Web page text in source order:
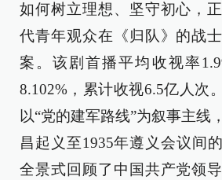
如何树立理想、坚守初心，
代青年观众在《归队》的战
案。该剧首播平均收视率
8.102%，累计收视6.5亿人次
以“党的建军路线”为叙事主线
昌起义至1935年遵义会议间
全景式回顾了中国共产党领